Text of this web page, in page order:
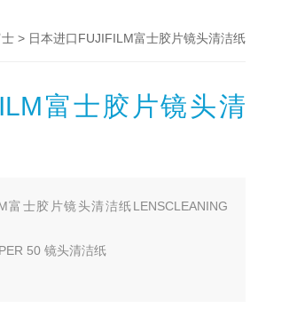
> 日本进口FUJIFILM富士胶片镜头清洁纸
富士胶片镜头清
富士胶片镜头清洁纸LENSCLEANING
50 镜头清洁纸